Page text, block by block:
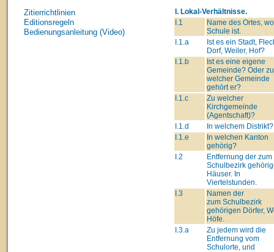
Zitierrichtlinien
Editionsregeln
Bedienungsanleitung (Video)
I. Lokal-Verhältnisse.
I.1
Name des Ortes,
Schule ist.
I.1.a
Ist es ein Stadt,
Dorf, Weiler, Hof?
I.1.b
Ist es eine eigene
Gemeinde? Oder zu
welcher Gemeinde
gehört er?
I.1.c
Zu welcher
Kirchgemeinde
(Agentschaft)?
I.1.d
In welchem Distrikt?
I.1.e
In welchen Kanton
gehörig?
I.2
Entfernung der zum
Schulbezirk
Häuser. In
Viertelstunden.
I.3
Namen der
zum Schulbezirk
gehörigen Dörfer,
Höfe.
I.3.a
Zu jedem wird die
Entfernung vom
Schulorte, und